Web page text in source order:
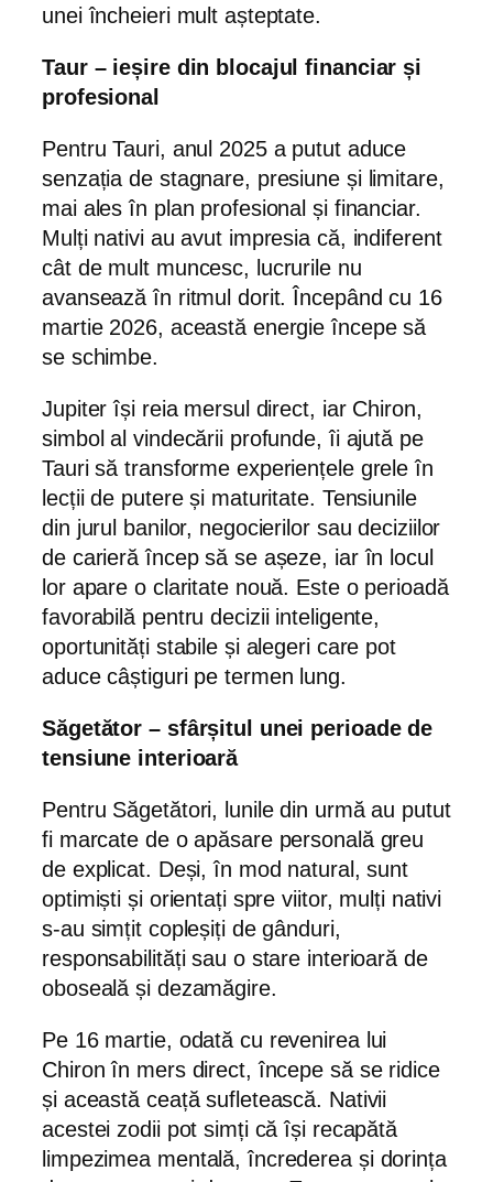
unei încheieri mult așteptate.
Taur – ieșire din blocajul financiar și
profesional
Pentru Tauri, anul 2025 a putut aduce
senzația de stagnare, presiune și limitare,
mai ales în plan profesional și financiar.
Mulți nativi au avut impresia că, indiferent
cât de mult muncesc, lucrurile nu
avansează în ritmul dorit. Începând cu 16
martie 2026, această energie începe să
se schimbe.
Jupiter își reia mersul direct, iar Chiron,
simbol al vindecării profunde, îi ajută pe
Tauri să transforme experiențele grele în
lecții de putere și maturitate. Tensiunile
din jurul banilor, negocierilor sau deciziilor
de carieră încep să se așeze, iar în locul
lor apare o claritate nouă. Este o perioadă
favorabilă pentru decizii inteligente,
oportunități stabile și alegeri care pot
aduce câștiguri pe termen lung.
Săgetător – sfârșitul unei perioade de
tensiune interioară
Pentru Săgetători, lunile din urmă au putut
fi marcate de o apăsare personală greu
de explicat. Deși, în mod natural, sunt
optimiști și orientați spre viitor, mulți nativi
s-au simțit copleșiți de gânduri,
responsabilități sau o stare interioară de
oboseală și dezamăgire.
Pe 16 martie, odată cu revenirea lui
Chiron în mers direct, începe să se ridice
și această ceață sufletească. Nativii
acestei zodii pot simți că își recapătă
limpezimea mentală, încrederea și dorința